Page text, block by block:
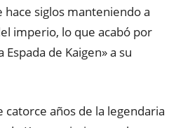
hace siglos manteniendo a
imperio, lo que acabó por
de Kaigen» a su
años de la legendaria